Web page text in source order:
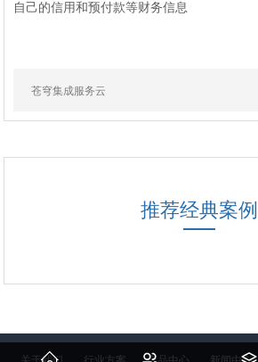
自己的信用和预付款等财务信息
苍穹集成服务云
推荐经典案例
关于我们 行业方案 产品中心 新闻中心